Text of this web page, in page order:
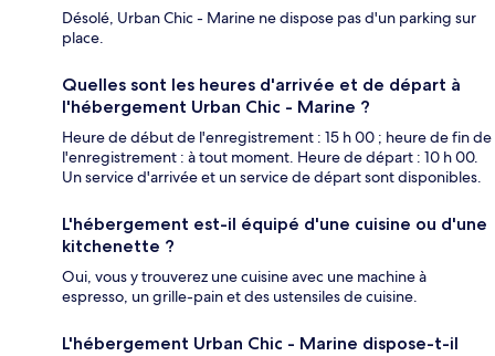
Désolé, Urban Chic - Marine ne dispose pas d'un parking sur
place.
Quelles sont les heures d'arrivée et de départ à
l'hébergement Urban Chic - Marine ?
Heure de début de l'enregistrement : 15 h 00 ; heure de fin de
l'enregistrement : à tout moment. Heure de départ : 10 h 00.
Un service d'arrivée et un service de départ sont disponibles.
L'hébergement est-il équipé d'une cuisine ou d'une
kitchenette ?
Oui, vous y trouverez une cuisine avec une machine à
espresso, un grille-pain et des ustensiles de cuisine.
L'hébergement Urban Chic - Marine dispose-t-il